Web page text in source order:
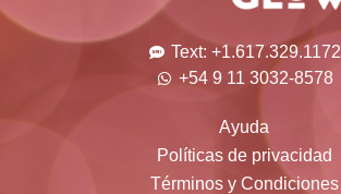
Text: +1.617.329.1172
+54 9 11 3032-8578
Ayuda
Políticas de privacidad
Términos y Condiciones